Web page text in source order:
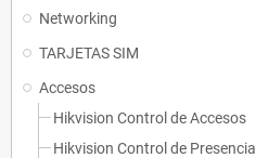
Networking
TARJETAS SIM
Accesos
Hikvision Control de Accesos
Hikvision Control de Presencia